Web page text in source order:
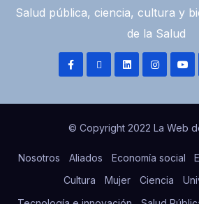
Salud pública, ciencia, cultura y
de la Salud
© Copyright 2022 La Web
Nosotros Aliados Economía social
Cultura
Mujer Ciencia